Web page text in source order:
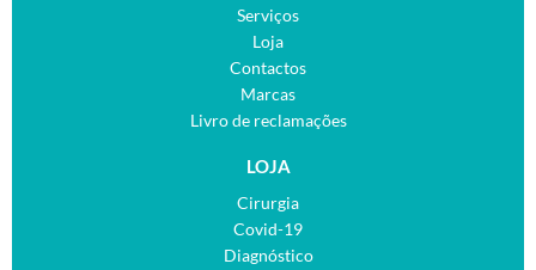
Serviços
Loja
Contactos
Marcas
Livro de reclamações
LOJA
Cirurgia
Covid-19
Diagnóstico